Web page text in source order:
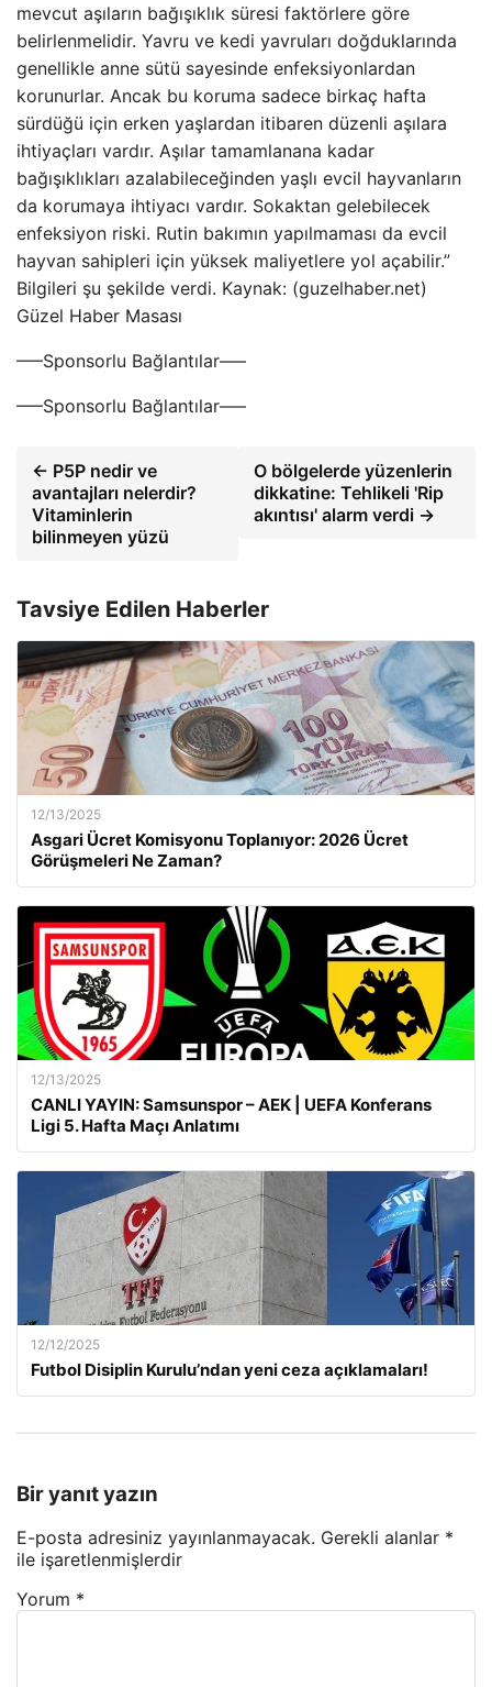
mevcut aşıların bağışıklık süresi faktörlere göre
belirlenmelidir. Yavru ve kedi yavruları doğduklarında
genellikle anne sütü sayesinde enfeksiyonlardan
korunurlar. Ancak bu koruma sadece birkaç hafta
sürdüğü için erken yaşlardan itibaren düzenli aşılara
ihtiyaçları vardır. Aşılar tamamlanana kadar
bağışıklıkları azalabileceğinden yaşlı evcil hayvanların
da korumaya ihtiyacı vardır. Sokaktan gelebilecek
enfeksiyon riski. Rutin bakımın yapılmaması da evcil
hayvan sahipleri için yüksek maliyetlere yol açabilir.”
Bilgileri şu şekilde verdi. Kaynak: (guzelhaber.net)
Güzel Haber Masası
—–Sponsorlu Bağlantılar—–
—–Sponsorlu Bağlantılar—–
← P5P nedir ve
avantajları nelerdir?
Vitaminlerin
bilinmeyen yüzü
O bölgelerde yüzenlerin
dikkatine: Tehlikeli 'Rip
akıntısı' alarm verdi →
Tavsiye Edilen Haberler
12/13/2025
Asgari Ücret Komisyonu Toplanıyor: 2026 Ücret
Görüşmeleri Ne Zaman?
12/13/2025
CANLI YAYIN: Samsunspor – AEK | UEFA Konferans
Ligi 5. Hafta Maçı Anlatımı
12/12/2025
Futbol Disiplin Kurulu’ndan yeni ceza açıklamaları!
Bir yanıt yazın
E-posta adresiniz yayınlanmayacak. Gerekli alanlar *
ile işaretlenmişlerdir
Yorum *